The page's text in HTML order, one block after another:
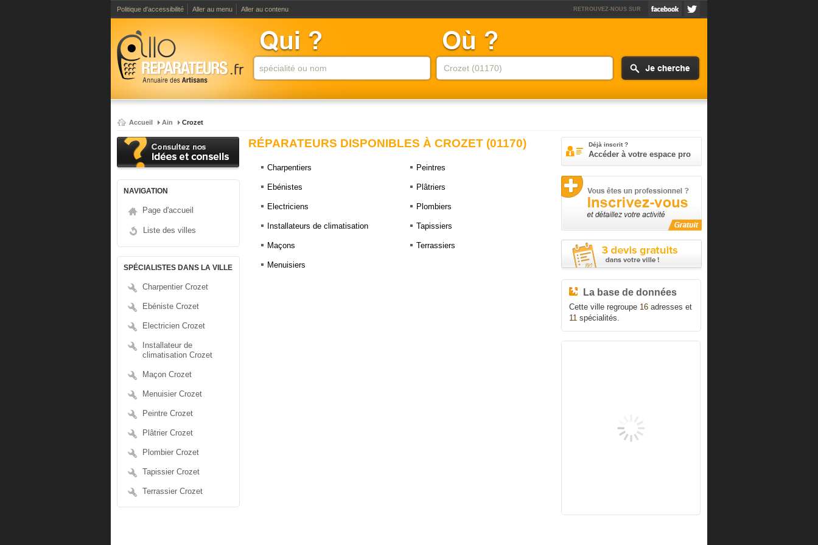
Politique d'accessibilité Aller au menu Aller au contenu RETROUVEZ-NOUS SUR
Accueil Ain Crozet
NAVIGATION
Page d'accueil
Liste des villes
SPÉCIALISTES DANS LA VILLE
Charpentier Crozet
Ebéniste Crozet
Electricien Crozet
Installateur de
climatisation Crozet
Maçon Crozet
Menuisier Crozet
Peintre Crozet
Plâtrier Crozet
Plombier Crozet
Tapissier Crozet
Terrassier Crozet
RÉPARATEURS DISPONIBLES À CROZET (01170)
Charpentiers
Ebénistes
Electriciens
Installateurs de climatisation
Maçons
Menuisiers
Peintres
Plâtriers
Plombiers
Tapissiers
Terrassiers
Déjà inscrit ?
Accéder à votre espace pro
La base de données
Cette ville regroupe 16adresses et
11spécialités.